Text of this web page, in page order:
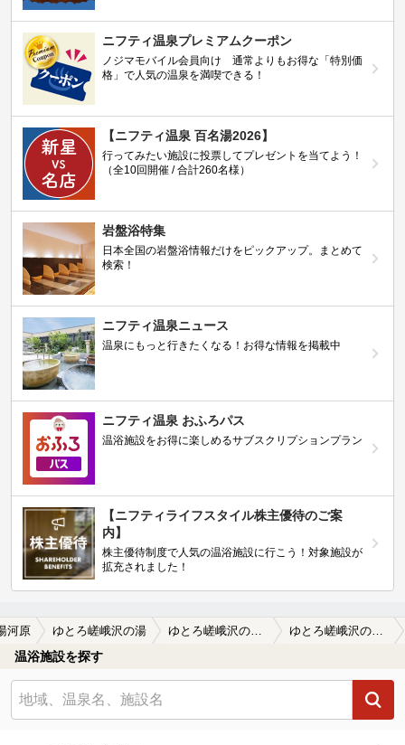
ニフティ温泉プレミアムクーポン
ノジマモバイル会員向け 通常よりもお得な「特別価
格」で人気の温泉を満喫できる！
【ニフティ温泉 百名湯2026】
行ってみたい施設に投票してプレゼントを当てよう！
（全10回開催 / 合計260名様）
岩盤浴特集
日本全国の岩盤浴情報だけをピックアップ。まとめて
検索！
ニフティ温泉ニュース
温泉にもっと行きたくなる！お得な情報を掲載中
ニフティ温泉 おふろパス
温浴施設をお得に楽しめるサブスクリプションプラン
【ニフティライフスタイル株主優待のご案
内】
株主優待制度で人気の温浴施設に行こう！対象施設が
拡充されました！
河原 ゆとろ嵯峨沢の湯 ゆとろ嵯峨沢の湯の口コミ一覧 ゆとろ嵯峨沢の湯の口コミ 節電で暗すぎる
温浴施設を探す